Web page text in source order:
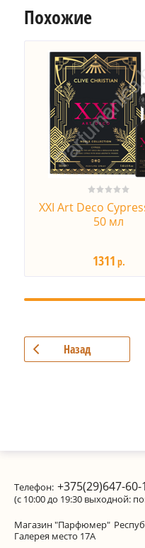
Похожие
XXI Art Deco
50 мл
1311 р.
Назад
Телефон: +375(29)647-60-
(с 10:00 до 19:30 выходной:
Магазин "Парфюмер"
Галерея место 17А